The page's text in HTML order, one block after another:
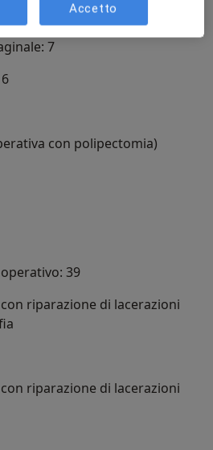
7
con polipectomia)
39
riparazione di lacerazioni
riparazione di lacerazioni
Accetto